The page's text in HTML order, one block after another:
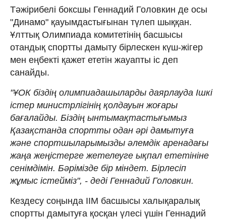
Тәжірибелі боксшы Геннадий Головкин де осы
"Динамо" қауымдастығынан түлеп шыққан.
Ұлттық Олимпиада комитетінің басшысы
отандық спортты дамыту бірлескен күш-жігер
мен еңбекті қажет ететін жауапты іс деп
санайды.
"ҰОК біздің олимпиадашыларды даярлауда Ішкі
істер министрлігінің қолдауын жоғары
бағалайды. Біздің ынтымақтастығымыз
Қазақстанда спортты одан әрі дамытуға
және спортшыларымызды әлемдік аренадағы
жаңа жеңістерге жетелеуге ықпал ететініне
сенімдімін. Бәрімізде бір міндет. Бірлесіп
жұмыс істейміз", - деді Геннадий Головкин.
Кездесу соңында ІІМ басшысы халықаралық
спортты дамытуға қосқан үлесі үшін Геннадий